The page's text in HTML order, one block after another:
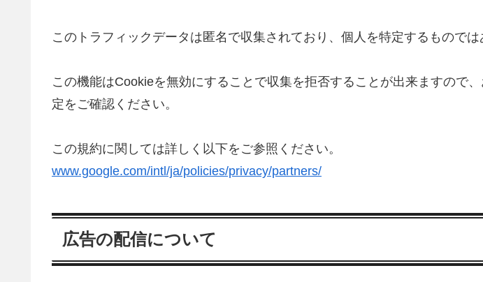
このトラフィックデータは匿名で収集されており、個人を特定するものでは
この機能はCookieを無効にすることで収集を拒否することが出来ますので
定をご確認ください。
この規約に関しては詳しく以下をご参照ください。
www.google.com/intl/ja/policies/privacy/partners/
広告の配信について